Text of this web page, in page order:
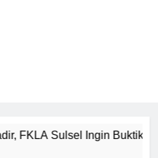
FKLA Sulsel Ingin